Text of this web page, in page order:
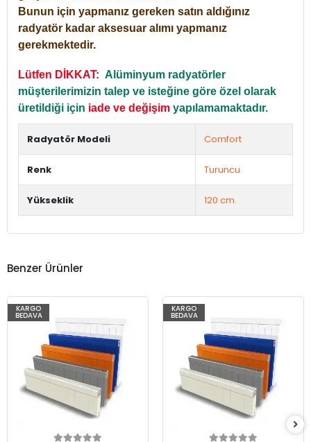
Bunun için yapmanız gereken satın aldığınız
radyatör kadar aksesuar alımı yapmanız
gerekmektedir.
Lütfen DİKKAT: Alüminyum radyatörler
müşterilerimizin talep ve isteğine göre özel olarak
üretildiği için iade ve değişim yapılamamaktadır.
Radyatör Modeli Comfort
Renk Turuncu
Yükseklik 120 cm.
Benzer Ürünler
KARGO
BEDAVA
KARGO
BEDAVA